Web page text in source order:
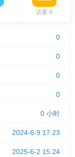
访客 0
0
0
0
0
0 小时
2024-6-9 17:23
2025-6-2 15:24